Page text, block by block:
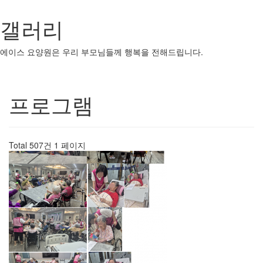
갤러리
에이스 요양원은 우리 부모님들께 행복을 전해드립니다.
프로그램
Total 507건 1 페이지